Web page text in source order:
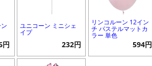
円
ユニコーン ミニシェ
イプ
232円
リンコルーン 12イン
チ パステルマットカ
ラー 単色
594円